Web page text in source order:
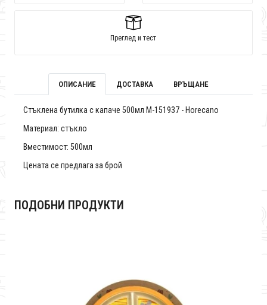
Преглед и тест
ОПИСАНИЕ ДОСТАВКА ВРЪЩАНЕ
Стъклена бутилка с капаче 500мл M-151937 - Horecano
Материал: стъкло
Вместимост: 500мл
Цената се предлага за брой
ПОДОБНИ ПРОДУКТИ